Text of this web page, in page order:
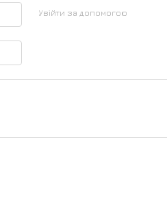
Увійти за допомогою